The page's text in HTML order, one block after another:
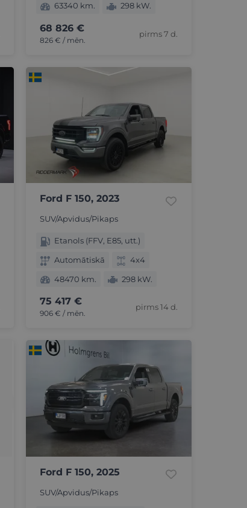
63340 km.
298 kW.
68 826 €
826 € / mēn.
pirms 7 d.
Ford F 150, 2023
SUV/Apvidus/Pikaps
Etanols (FFV, E85, utt.)
Automātiskā
4x4
48470 km.
298 kW.
75 417 €
906 € / mēn.
pirms 14 d.
Ford F 150, 2025
SUV/Apvidus/Pikaps